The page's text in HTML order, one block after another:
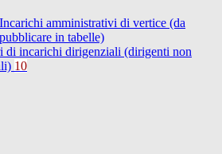
Incarichi amministrativi di vertice (da
pubblicare in tabelle)
di incarichi dirigenziali (dirigenti non
10